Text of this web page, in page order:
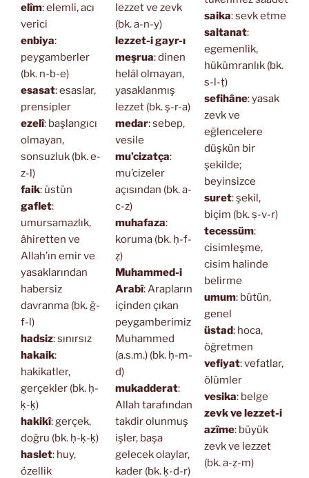
elîm: elemli, acı
verici
enbiya:
peygamberler
(bk. n-b-e)
esasat: esaslar,
prensipler
ezelî: başlangıcı
olmayan,
sonsuzluk (bk. e-
z-l)
faik: üstün
gaflet:
umursamazlık,
âhiretten ve
Allah’ın emir ve
yasaklarından
habersiz
davranma (bk. ğ-
f-l)
hadsiz: sınırsız
hakaik:
hakikatler,
gerçekler (bk. ḥ-
ḳ-ḳ)
hakikî: gerçek,
doğru (bk. ḥ-ḳ-ḳ)
haslet: huy,
özellik
lezzet ve zevk
(bk. a-n-y)
lezzet-i gayr-ı
meşrua: dinen
helâl olmayan,
yasaklanmış
lezzet (bk. ş-r-a)
medar: sebep,
vesile
mu’cizatça:
mu’cizeler
açısından (bk. a-
c-z)
muhafaza:
koruma (bk. ḥ-f-
ẓ)
Muhammed-i
Arabî: Arapların
içinden çıkan
peygamberimiz
Muhammed
(a.s.m.) (bk. ḥ-m-
d)
mukadderat:
Allah tarafından
takdir olunmuş
işler, başa
gelecek olaylar,
kader (bk. ḳ-d-r)
saika: sevk etme
saltanat:
egemenlik,
hükümranlık (bk.
s-l-ṭ)
sefihâne: yasak
zevk ve
eğlencelere
düşkün bir
şekilde;
beyinsizce
suret: şekil,
biçim (bk. ṣ-v-r)
tecessüm:
cisimleşme,
cisim halinde
belirme
umum: bütün,
genel
üstad: hoca,
öğretmen
vefiyat: vefatlar,
ölümler
vesika: belge
zevk ve lezzet-i
azîme: büyük
zevk ve lezzet
(bk. a-ẓ-m)